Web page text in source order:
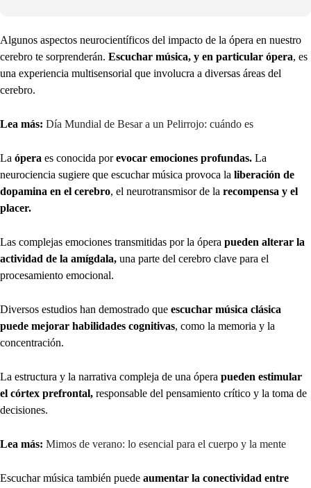
Algunos aspectos neurocientíficos del impacto de la ópera en nuestro
cerebro te sorprenderán. Escuchar música, y en particular ópera, es
una experiencia multisensorial que involucra a diversas áreas del
cerebro.
Lea más: Día Mundial de Besar a un Pelirrojo: cuándo es
La ópera es conocida porevocar emociones profundas. La
neurociencia sugiere que escuchar música provoca la liberación de
dopamina en el cerebro, el neurotransmisor de la recompensa y el
placer.
Las complejas emociones transmitidas por la ópera pueden alterar la
actividad de la amígdala, una parte del cerebro clave para el
procesamiento emocional.
Diversos estudios han demostrado que escuchar música clásica
puede mejorar habilidades cognitivas, como la memoria y la
concentración.
La estructura y la narrativa compleja de una ópera pueden estimular
el córtex prefrontal, responsable del pensamiento crítico y la toma de
decisiones.
Lea más: Mimos de verano: lo esencial para el cuerpo y la mente
Escuchar música también puede aumentar la conectividad entre